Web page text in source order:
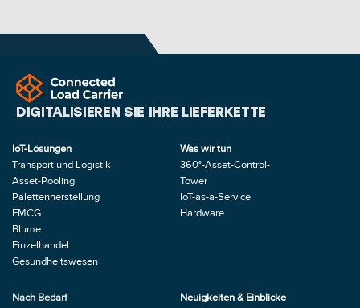
DIGITALISIEREN SIE IHRE LIEFERKETTE
IoT-Lösungen
Transport und Logistik
Asset-Pooling
Palettenherstellung
FMCG
Blume
Einzelhandel
Gesundheitswesen
Was wir tun
360°-Asset-Control-
Tower
IoT-as-a-Service
Hardware
Nach Bedarf
Neuigkeiten & Einblicke